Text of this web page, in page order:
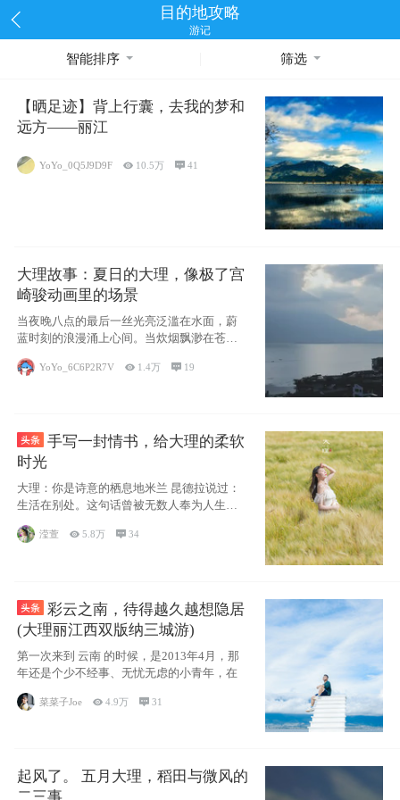
目的地攻略
游记
智能排序 筛选
【晒足迹】背上行囊，去我的梦和
远方——丽江
YoYo_0Q5J9D9F  10.5万 41
大理故事：夏日的大理，像极了宫
崎骏动画里的场景
当夜晚八点的最后一丝光亮泛滥在水面，蔚
蓝时刻的浪漫涌上心间。当炊烟飘渺在苍山
YoYo_6C6P2R7V  1.4万  19
手写一封情书，给大理的柔软
时光
大理：你是诗意的栖息地米兰 昆德拉说过：
生活在别处。这句话曾被无数人奉为人生信
条，并
滢萱 5.8万 34
彩云之南，待得越久越想隐居
(大理丽江西双版纳三城游)
第一次来到 云南 的时候，是2013年4月，那
年还是个少不经事、无忧无虑的小青年，在
菜菜子Joe 4.9万  31
起风了。 五月大理，稻田与微风的